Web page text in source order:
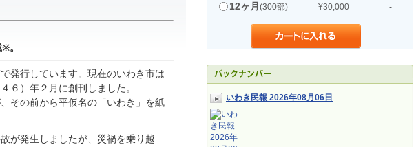
12ヶ月 (300部) ¥30,000 -
いわき民報 2026年08月06日
※。
発行しています。現在のいわき市は
６）年２月に創刊しました。
その前から平仮名の「いわき」を紙
が発生しましたが、災禍を乗り越